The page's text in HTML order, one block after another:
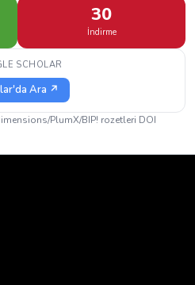
30
İndirme
SCHOLAR
Ara ↗
PlumX/BIP! rozetleri DOI